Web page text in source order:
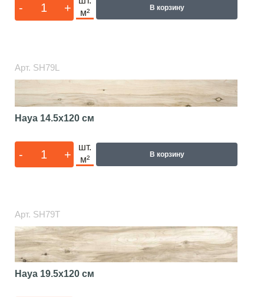
- +
м²
В корзину
Арт. SH79L
Haya 14.5x120 см
- +
шт.
м²
В корзину
Арт. SH79T
Haya 19.5x120 см